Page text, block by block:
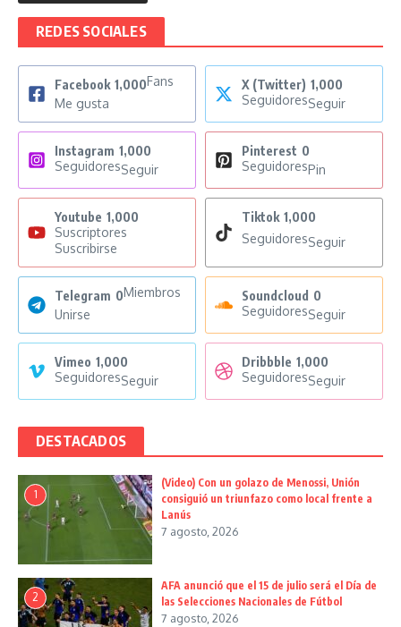
REDES SOCIALES
Facebook 1,000Fans
Me gusta
X (Twitter) 1,000
SeguidoresSeguir
Instagram 1,000
SeguidoresSeguir
Pinterest 0
SeguidoresPin
Youtube 1,000
Suscriptores
Suscribirse
Tiktok 1,000
SeguidoresSeguir
Telegram 0Miembros
Unirse
Soundcloud 0
SeguidoresSeguir
Vimeo 1,000
SeguidoresSeguir
Dribbble 1,000
SeguidoresSeguir
DESTACADOS
1
(Video) Con un golazo de Menossi, Unión
consiguió un triunfazo como local frente a
Lanús
7 agosto, 2026
2
AFA anunció que el 15 de julio será el Día de
las Selecciones Nacionales de Fútbol
7 agosto, 2026